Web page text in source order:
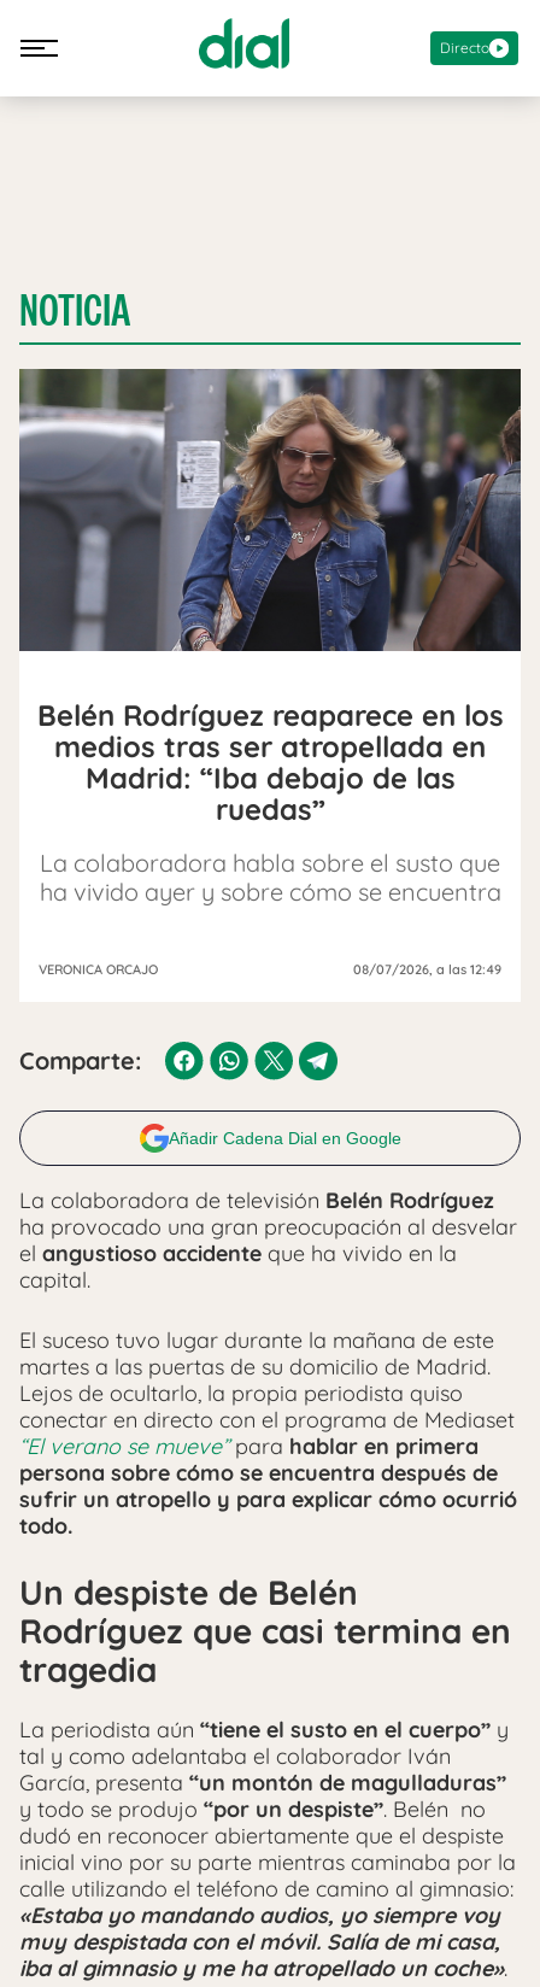
Directo
NOTICIA
Belén Rodríguez reaparece en los
medios tras ser atropellada en
Madrid: “Iba debajo de las
ruedas”
La colaboradora habla sobre el susto que
ha vivido ayer y sobre cómo se encuentra
VERONICA ORCAJO 08/07/2026, a las 12:49
Comparte:
Añadir Cadena Dial en Google
La colaboradora de televisión Belén Rodríguez
ha provocado una gran preocupación al desvelar
el angustioso accidente que ha vivido en la
capital.
El suceso tuvo lugar durante la mañana de este
martes a las puertas de su domicilio de Madrid.
Lejos de ocultarlo, la propia periodista quiso
conectar en directo con el programa de Mediaset
“El verano se mueve” para hablar en primera
persona sobre cómo se encuentra después de
sufrir un atropello y para explicar cómo ocurrió
todo.
Un despiste de Belén
Rodríguez que casi termina en
tragedia
La periodista aún “tiene el susto en el cuerpo” y
tal y como adelantaba el colaborador Iván
García, presenta “un montón de magulladuras”
y todo se produjo “por un despiste”. Belén no
dudó en reconocer abiertamente que el despiste
inicial vino por su parte mientras caminaba por la
calle utilizando el teléfono de camino al gimnasio:
«Estaba yo mandando audios, yo siempre voy
muy despistada con el móvil. Salía de mi casa,
iba al gimnasio y me ha atropellado un coche».